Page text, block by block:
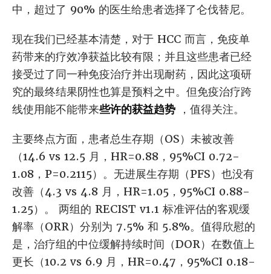
中，超过了 90% 的医生给患者选择了仑伐替尼。
现在我们已经基本清楚，对于 HCC 而言，免疫单
药带来的疗效净获益比较有限；并且这些患者已经
接受过了同一种免疫治疗并出现耐药，因此这项研
究的最终结果阴性也算是预料之中。但免疫治疗跨
线使用能不能带来些许的获益趋势 ，值得关注。
主要终点方面，患者总生存期（OS）未被改善
（14.6 vs 12.5 月，HR=0.88，95%CI 0.72-
1.08，P=0.2115）。无进展生存期（PFS）也没有
改善（4.3 vs 4.8 月，HR=1.05，95%CI 0.88-
1.25）。 两组的 RECIST v1.1 标准评估的客观缓
解率（ORR）分别为 7.5% 和 5.8%。值得欣慰的
是，治疗组的中位缓解持续时间（DOR）在数值上
更长（10.2 vs 6.9 月，HR=0.47，95%CI 0.18-